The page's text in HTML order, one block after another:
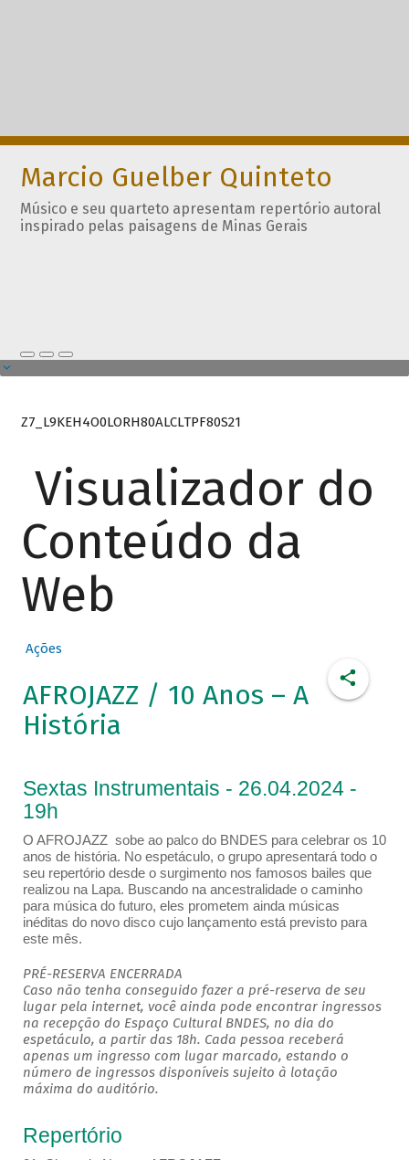
Marcio Guelber Quinteto
Músico e seu quarteto apresentam repertório autoral
inspirado pelas paisagens de Minas Gerais
Z7_L9KEH4O0LORH80ALCLTPF80S21
Visualizador do
Conteúdo da
Web
Ações
AFROJAZZ / 10 Anos – A
História
Sextas Instrumentais - 26.04.2024 -
19h
O AFROJAZZ sobe ao palco do BNDES para celebrar os 10
anos de história. No espetáculo, o grupo apresentará todo o
seu repertório desde o surgimento nos famosos bailes que
realizou na Lapa. Buscando na ancestralidade o caminho
para música do futuro, eles prometem ainda músicas
inéditas do novo disco cujo lançamento está previsto para
este mês.
PRÉ-RESERVA ENCERRADA
Caso não tenha conseguido fazer a pré-reserva de seu
lugar pela internet, você ainda pode encontrar ingressos
na recepção do Espaço Cultural BNDES, no dia do
espetáculo, a partir das 18h. Cada pessoa receberá
apenas um ingresso com lugar marcado, estando o
número de ingressos disponíveis sujeito à lotação
máxima do auditório.
Repertório